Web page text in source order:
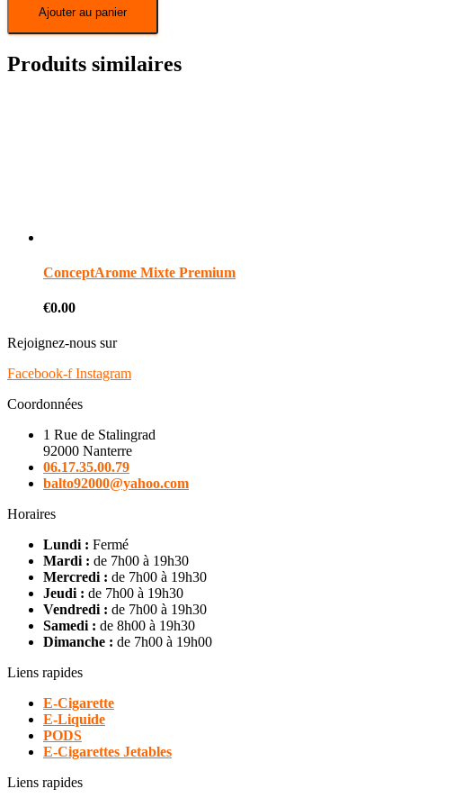
Ajouter au panier
Produits similaires
ConceptArome Mixte Premium
€0.00
Rejoignez-nous sur
Facebook-f Instagram
Coordonnées
1 Rue de Stalingrad
92000 Nanterre
06.17.35.00.79
balto92000@yahoo.com
Horaires
Lundi : Fermé
Mardi : de 7h00 à 19h30
Mercredi : de 7h00 à 19h30
Jeudi : de 7h00 à 19h30
Vendredi : de 7h00 à 19h30
Samedi : de 8h00 à 19h30
Dimanche : de 7h00 à 19h00
Liens rapides
E-Cigarette
E-Liquide
PODS
E-Cigarettes Jetables
Liens rapides